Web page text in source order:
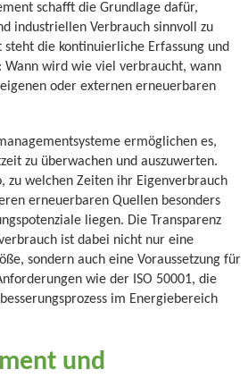
schafft die Grundlage dafür,
industriellen Verbrauch sinnvoll zu
die kontinuierliche Erfassung und
Wann wird wie viel verbraucht, wann
oder externen erneuerbaren
ermöglichen es,
zu überwachen und auszuwerten.
zu welchen Zeiten ihr Eigenverbrauch
erneuerbaren Quellen besonders
liegen. Die Transparenz
ist dabei nicht nur eine
sondern auch eine Voraussetzung für
wie der ISO 50001, die
im Energiebereich
und